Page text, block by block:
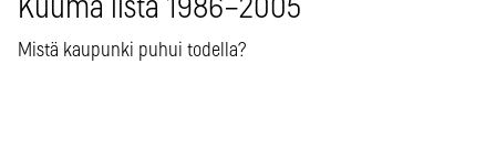
Kuuma lista 1986–2005
Mistä kaupunki puhui todella?